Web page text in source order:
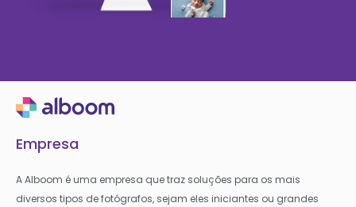
Empresa
A Alboom é uma empresa que traz soluções para os mais
diversos tipos de fotógrafos, sejam eles iniciantes ou grandes